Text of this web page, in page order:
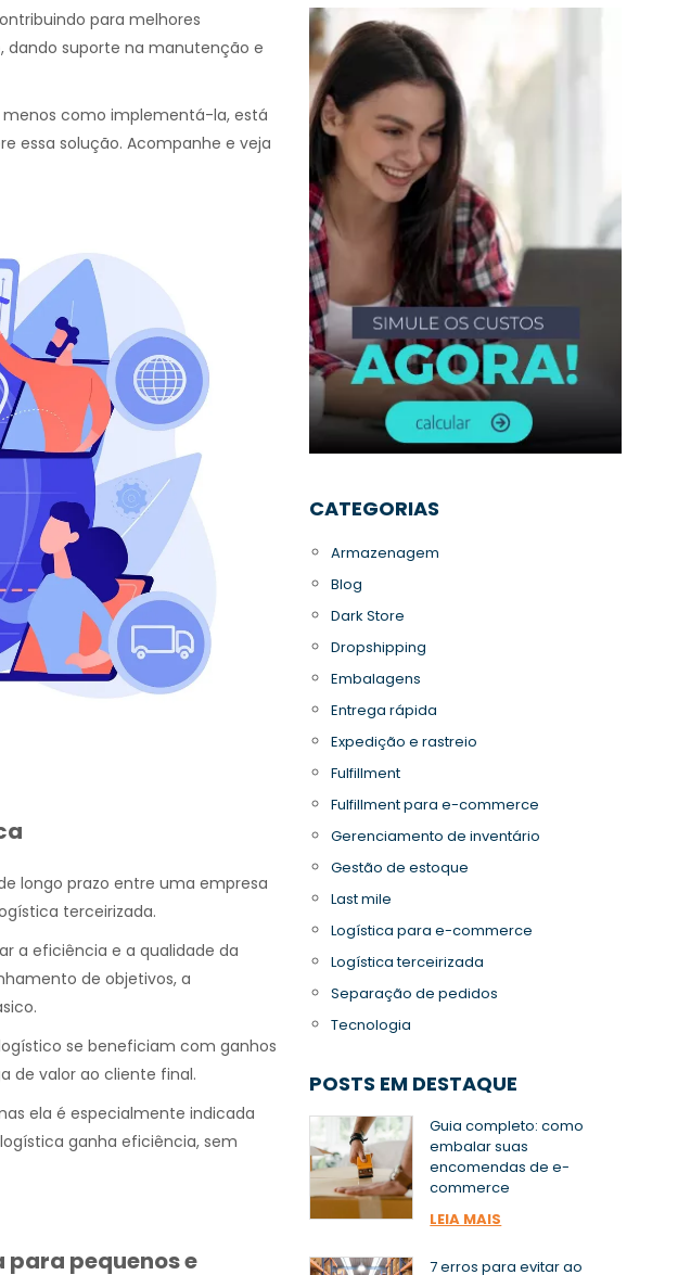
para melhores
dando suporte na manutenção e
como implementá-la, está
essa solução. Acompanhe e veja
longo prazo entre uma empresa
terceirizada.
a eficiência e a qualidade da
de objetivos, a
se beneficiam com ganhos
de valor ao cliente final.
ela é especialmente indicada
ganha eficiência, sem
pequenos e
CATEGORIAS
Armazenagem
Blog
Dark Store
Dropshipping
Embalagens
Entrega rápida
Expedição e rastreio
Fulfillment
Fulfillment para e-commerce
Gerenciamento de inventário
Gestão de estoque
Last mile
Logística para e-commerce
Logística terceirizada
Separação de pedidos
Tecnologia
POSTS EM DESTAQUE
Guia completo: como
embalar suas
encomendas de e-
commerce
LEIA MAIS
7 erros para evitar ao